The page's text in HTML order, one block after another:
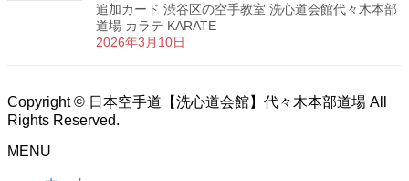
追加カード 渋谷区の空手教室 洗心道会館代々木本部
道場 カラテ KARATE
2026年3月10日
Copyright © 日本空手道【洗心道会館】代々木本部道場 All
Rights Reserved.
MENU